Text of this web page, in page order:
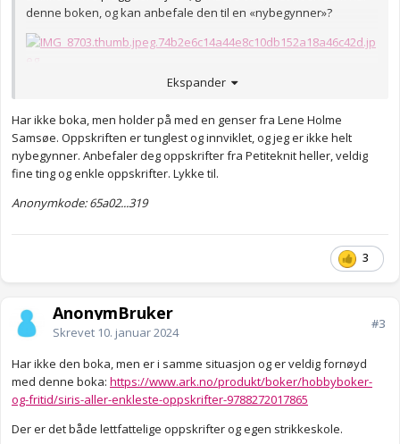
denne boken, og kan anbefale den til en «nybegynner»?
Ekspander
Har ikke boka, men holder på med en genser fra Lene Holme
Samsøe. Oppskriften er tunglest og innviklet, og jeg er ikke helt
nybegynner. Anbefaler deg oppskrifter fra Petiteknit heller, veldig
fine ting og enkle oppskrifter. Lykke til.
Anonymkode: 65a02...319
3
AnonymBruker
Skrevet 10. januar 2024
#3
Har ikke den boka, men er i samme situasjon og er veldig fornøyd
med denne boka: https://www.ark.no/produkt/boker/hobbyboker-
og-fritid/siris-aller-enkleste-oppskrifter-9788272017865
Der er det både lettfattelige oppskrifter og egen strikkeskole.